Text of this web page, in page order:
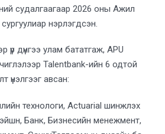
судалгаагаар 2026 оны Ажил
нэрлэгдсэн.
дүнгээ улам бататгаж, APU
Talentbank-ийн 6 одтой
үнэлгээг авсан:
технологи, Actuarial шинжлэх
Банк, Бизнесийн менежмент,